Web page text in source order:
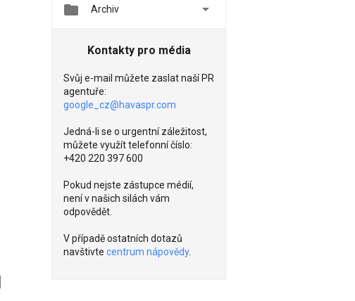
 Archiv 
Kontakty pro média
Svůj e-mail můžete zaslat naší PR
agentuře:
google_cz@havaspr.com
Jedná-li se o urgentní záležitost,
můžete využít telefonní číslo:
+420 220 397 600
Pokud nejste zástupce médií,
není v našich silách vám
odpovědět.
V případě ostatních dotazů
navštivte centrum nápovědy.